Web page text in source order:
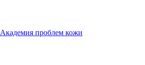
Академия проблем кожи